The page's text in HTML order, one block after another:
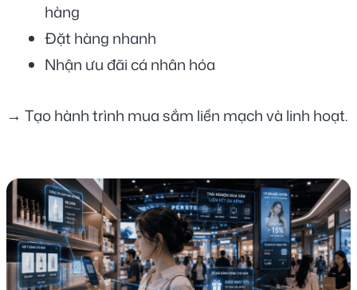
hàng
Đặt hàng nhanh
Nhận ưu đãi cá nhân hóa
→ Tạo hành trình mua sắm liền mạch và linh hoạt.